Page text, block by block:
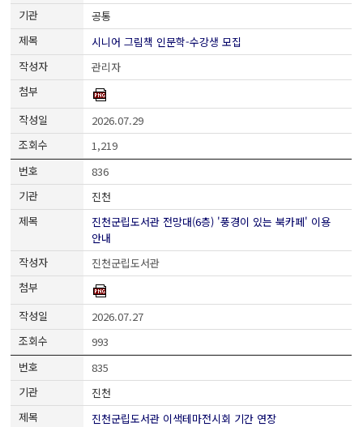
공통
시니어 그림책 인문학-수강생 모집
관리자
2026.07.29
1,219
836
진천
진천군립도서관 전망대(6층) '풍경이 있는 북카페' 이용
안내
진천군립도서관
2026.07.27
993
835
진천
진천군립도서관 이색테마전시회 기간 연장